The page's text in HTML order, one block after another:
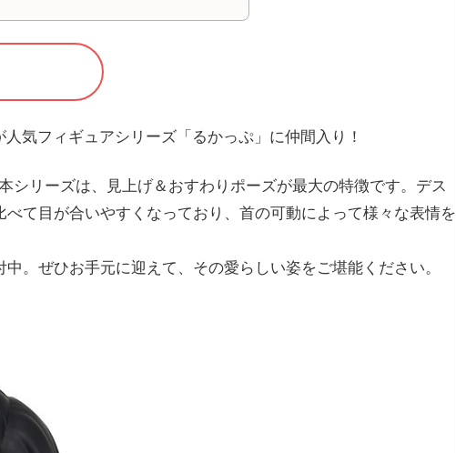
気フィギュアシリーズ「るかっぷ」に仲間入り！
シリーズは、見上げ＆おすわりポーズが最大の特徴です。デス
て目が合いやすくなっており、首の可動によって様々な表情を
。ぜひお手元に迎えて、その愛らしい姿をご堪能ください。